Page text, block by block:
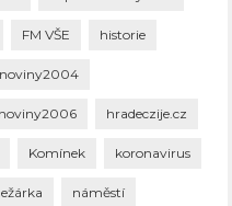
FM VŠE historie
hradeczije.cz
Komínek koronavirus
náměstí